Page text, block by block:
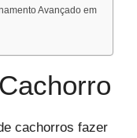
Avançado em
cachorros fazer